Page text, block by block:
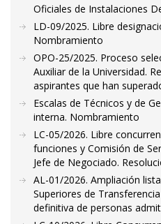
Oficiales de Instalaciones
LD-09/2025. Libre
Nombramiento
OPO-25/2025. Proceso
Auxiliar de la Universidad.
aspirantes que han
Escalas de Técnicos y de
interna. Nombramiento
LC-05/2026. Libre
funciones y Comisión de
Jefe de Negociado.
AL-01/2026. Ampliación
Superiores de
definitiva de personas